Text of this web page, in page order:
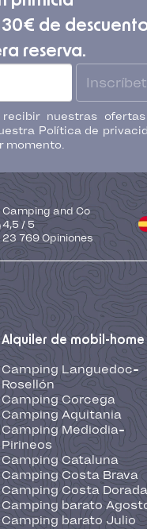
30€ de
reserva.
nuestras
Política de
momento.
Camping and Co
4,5 / 5
23 769 Opiniones
Alquiler de mobil-home
Camping Languedoc-
Rosellón
Camping Corcega
Camping Aquitania
Camping Mediodia-
Pirineos
Camping Cataluna
Camping Costa Brava
Camping Costa Dorada
Camping barato
Camping barato Julio